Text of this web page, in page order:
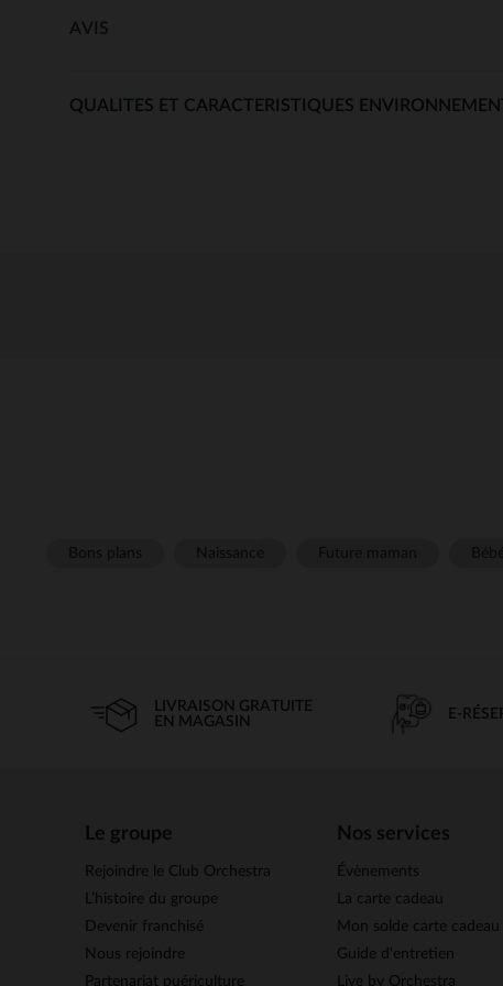
AVIS
QUALITES ET CARACTERISTIQUES
LIVRAISON GRATUITE
EN MAGASIN
E-
Le groupe
Rejoindre le Club Orchestra
L’histoire du groupe
Devenir franchisé
Nous rejoindre
Partenariat puériculture
Nos services
Évènements
La carte cadeau
Mon solde carte cadeau
Guide d'entretien
Live by Orchestra